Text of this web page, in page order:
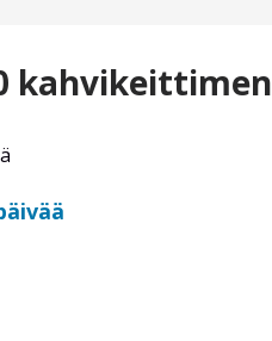
kahvikeittimen